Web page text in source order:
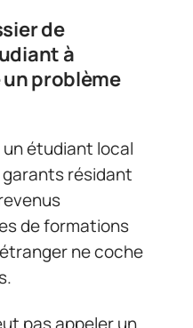
de
à
un problème
un étudiant local
résidant
de formations
ne coche
pas appeler un